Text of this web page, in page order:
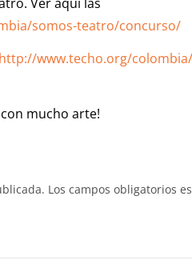
somos-teatro/concurso/
http://www.techo.org/
mucho arte!
Los campos obligatorios